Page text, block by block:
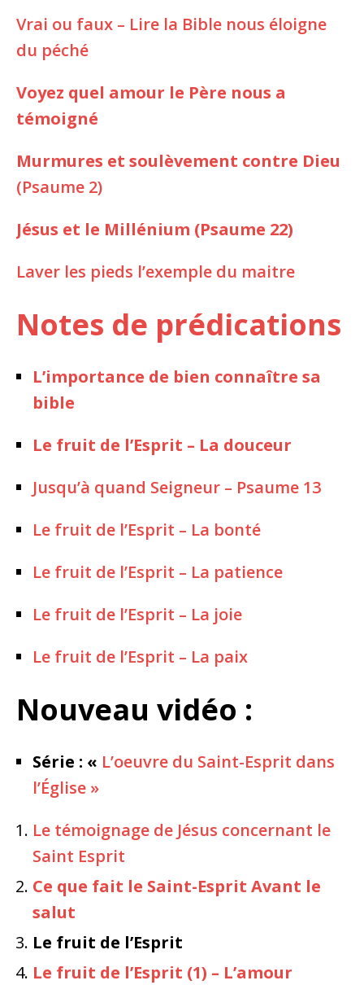
Vrai ou faux – Lire la Bible nous éloigne
du péché
Voyez quel amour le Père nous a
témoigné
Murmures et soulèvement contre Dieu
(Psaume 2)
Jésus et le Millénium (Psaume 22)
Laver les pieds l’exemple du maitre
Notes de prédications
L’importance de bien connaître sa
bible
Le fruit de l’Esprit – La douceur
Jusqu’à quand Seigneur – Psaume 13
Le fruit de l’Esprit – La bonté
Le fruit de l’Esprit – La patience
Le fruit de l’Esprit – La joie
Le fruit de l’Esprit – La paix
Nouveau vidéo :
Série : « L’oeuvre du Saint-Esprit dans
l’Église »
Le témoignage de Jésus concernant le
Saint Esprit
Ce que fait le Saint-Esprit Avant le
salut
Le fruit de l’Esprit
Le fruit de l’Esprit (1) – L’amour